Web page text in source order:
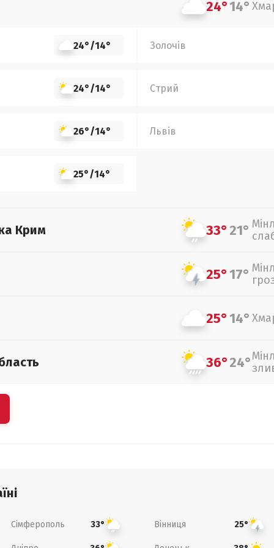
24°14°
24°/14° Золочів
24°/14° Стрий
26°/14° Львів
25°/14°
Крим 33°21°
25°17°
25°14°
36°24°
Сімферополь 33° Вінниця 25°